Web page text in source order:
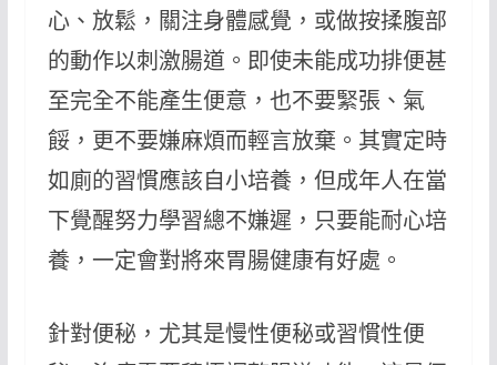
心、放鬆，關注身體感覺，或做按揉腹部
的動作以刺激腸道。即使未能成功排便甚
至完全不能產生便意，也不要緊張、氣
餒，更不要嫌麻煩而輕言放棄。其實定時
如廁的習慣應該自小培養，但成年人在當
下覺醒努力學習總不嫌遲，只要能耐心培
養，一定會對將來胃腸健康有好處。
針對便秘，尤其是慢性便秘或習慣性便